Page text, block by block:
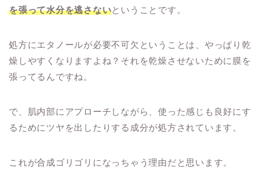
を張って水分を逃さないということです。
処方にエタノールが必要不可欠ということは、やっぱり乾
燥しやすくなりますよね？それを乾燥させないために膜を
張ってるんですね。
で、肌内部にアプローチしながら、使った感じも良好にす
るためにツヤを出したりする成分が処方されています。
これが合成ゴリゴリになっちゃう理由だと思います。